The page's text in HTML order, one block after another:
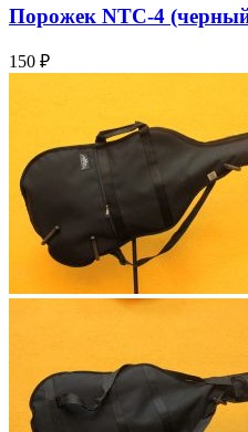
Порожек NTC-4
150 ₽